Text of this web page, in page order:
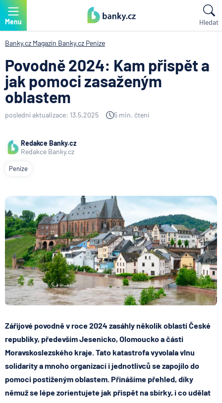
Menu Hledat
Banky.cz Magazín Banky.cz Peníze
Povodně 2024: Kam přispět a
jak pomoci zasaženým
oblastem
poslední aktualizace: 13.5.2025 5 min. čtení
Redakce Banky.cz
Redakce Banky.cz
Peníze
Zářijové povodně v roce 2024 zasáhly několik oblastí České
republiky, především Jesenicko, Olomoucko a části
Moravskoslezského kraje. Tato katastrofa vyvolala vlnu
solidarity a mnoho organizací i jednotlivců se zapojilo do
pomoci postiženým oblastem. Přinášíme přehled, díky
němuž se lépe zorientujete jak přispět na sbírky, i co udělat